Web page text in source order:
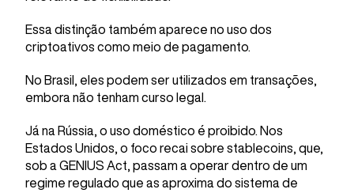
Essa distinção também aparece no uso dos
criptoativos como meio de pagamento.
No Brasil, eles podem ser utilizados em transações,
embora não tenham curso legal.
Já na Rússia, o uso doméstico é proibido. Nos
Estados Unidos, o foco recai sobre stablecoins, que,
sob a GENIUS Act, passam a operar dentro de um
regime regulado que as aproxima do sistema de